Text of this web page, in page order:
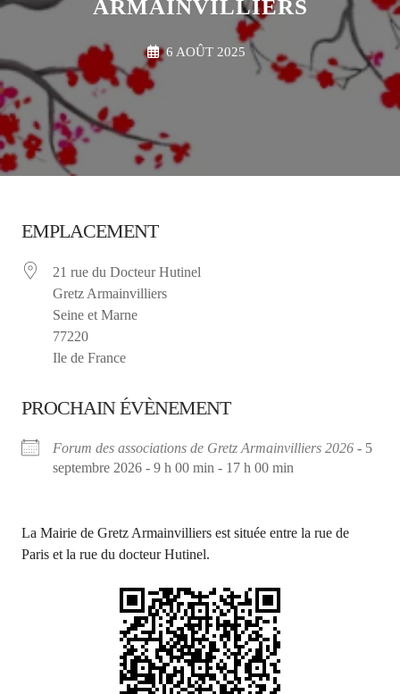
ARMAINVILLIERS
6 AOÛT 2025
EMPLACEMENT
21 rue du Docteur Hutinel
Gretz Armainvilliers
Seine et Marne
77220
Ile de France
PROCHAIN ÉVÈNEMENT
Forum des associations de Gretz Armainvilliers 2026 - 5
septembre 2026 - 9 h 00 min - 17 h 00 min
La Mairie de Gretz Armainvilliers est située entre la rue de
Paris et la rue du docteur Hutinel.